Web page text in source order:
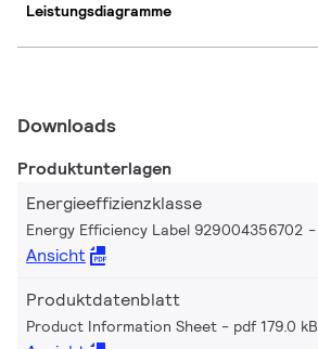
Leistungsdiagramme
Downloads
Produktunterlagen
Energieeffizienzklasse
Energy Efficiency Label 929004356702
Ansicht
Produktdatenblatt
Product Information Sheet pdf 179.0 kB